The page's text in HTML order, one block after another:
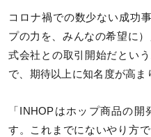
コロナ禍での数少ない成功
プの力を、みんなの希望に
式会社との取引開始だとい
で、期待以上に知名度が高ま
「INHOPはホップ商品の
す。これまでにないやり方